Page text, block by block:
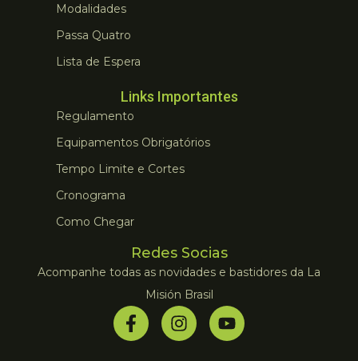
Modalidades
Passa Quatro
Lista de Espera
Links Importantes
Regulamento
Equipamentos Obrigatórios
Tempo Limite e Cortes
Cronograma
Como Chegar
Redes Socias
Acompanhe todas as novidades e bastidores da La
Misión Brasil